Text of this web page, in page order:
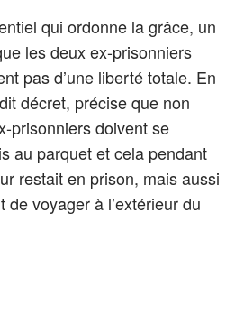
qui ordonne la grâce, un
les deux ex-prisonniers
pas d’une liberté totale. En
décret, précise que non
prisonniers doivent se
au parquet et cela pendant
restait en prison, mais aussi
de voyager à l’extérieur du